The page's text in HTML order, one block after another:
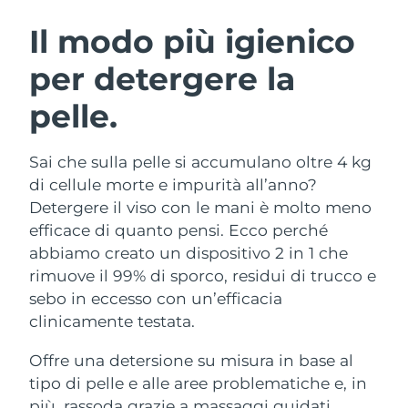
Il modo più igienico
per detergere la
pelle.
Sai che sulla pelle si accumulano oltre 4 kg
di cellule morte e impurità all’anno?
Detergere il viso con le mani è molto meno
efficace di quanto pensi. Ecco perché
abbiamo creato un dispositivo 2 in 1 che
rimuove il 99% di sporco, residui di trucco e
sebo in eccesso con un’efficacia
clinicamente testata.
Offre una detersione su misura in base al
tipo di pelle e alle aree problematiche e, in
Detersione viso
Anti-aging massage
LUNA™ 4 Plus
Massage, LED heating
LUNA™ 4 Men
Microcurrent toning
BEAR™ 2 go
Microcurrent toning on-the-go
BEAR™ 2 eyes & lips
Idratazione
UFO™ 3 pacchetto
Deep facial hydration
Near-infrared and red light therapy
device
Igiene orale
issa™ 4
Hybrid silicone sonic toothbrush
Smart hybrid silicone sonic toothbrush
TRATTAMENTI ANTI-AGE FAQ™
Anti-age Trattamenti LED
Austria Consegna stimata 09/08/2026
Bahrein Consegna stimata
Belgio
Bermuda Consegna stimata15/08/2026
Bosnia ed
Erzegovina
Consegna stimata12/08/2026
Brunei Consegna stimata 14/08/2026
Bulgaria Consegna stimata
Cile Consegna stimata13/08/2026